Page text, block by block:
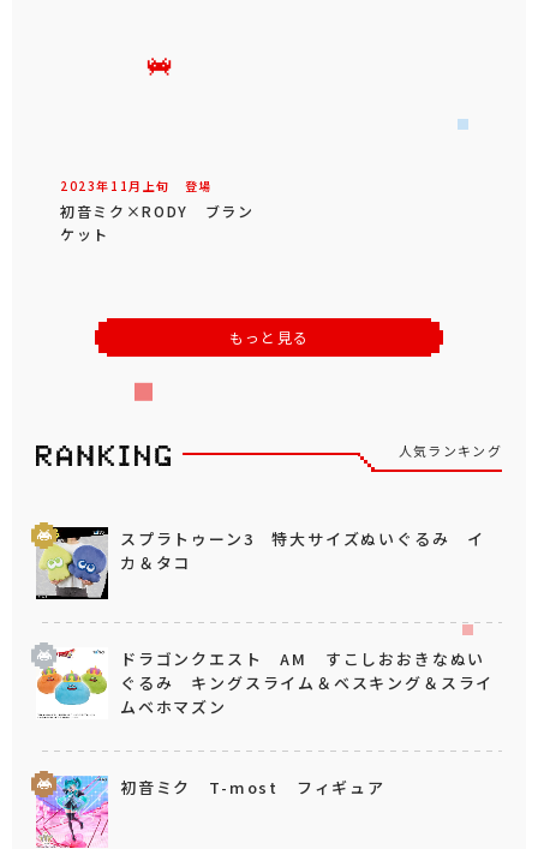
2023年 11 月 上旬 登場
初音ミク×RODY ブラン
ケット
もっと見る
人気ランキング
スプラトゥーン3 特大サイズぬいぐるみ イ
カ＆タコ
ドラゴンクエスト AM すこしおおきなぬい
ぐるみ キングスライム＆ベスキング＆スライ
ムベホマズン
初音ミク T-most フィギュア